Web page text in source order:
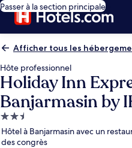
Passer à la section principale
Afficher tous les
Hôte professionnel
Holiday Inn
Banjarmasin by
Hébergement
2.5 étoiles
Hôtel à Banjarmasin avec un
des congrès